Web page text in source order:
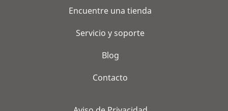
Encuentre una tienda
Servicio y soporte
Blog
Contacto